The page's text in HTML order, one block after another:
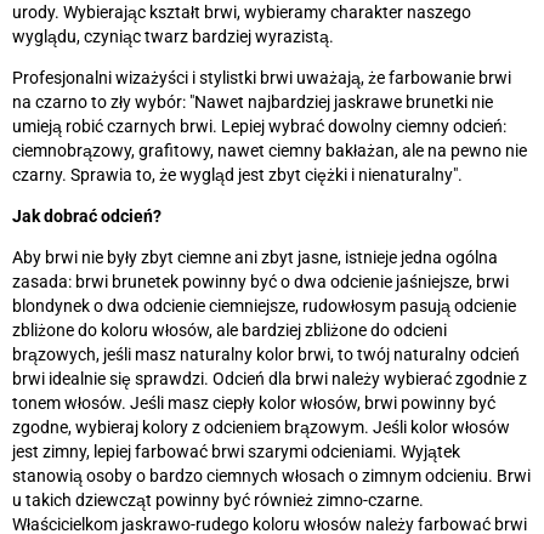
urody. Wybierając kształt brwi, wybieramy charakter naszego
wyglądu, czyniąc twarz bardziej wyrazistą.
Profesjonalni wizażyści i stylistki brwi uważają, że farbowanie brwi
na czarno to zły wybór: "Nawet najbardziej jaskrawe brunetki nie
umieją robić czarnych brwi. Lepiej wybrać dowolny ciemny odcień:
ciemnobrązowy, grafitowy, nawet ciemny bakłażan, ale na pewno nie
czarny. Sprawia to, że wygląd jest zbyt ciężki i nienaturalny".
Jak dobrać odcień?
Aby brwi nie były zbyt ciemne ani zbyt jasne, istnieje jedna ogólna
zasada: brwi brunetek powinny być o dwa odcienie jaśniejsze, brwi
blondynek o dwa odcienie ciemniejsze, rudowłosym pasują odcienie
zbliżone do koloru włosów, ale bardziej zbliżone do odcieni
brązowych, jeśli masz naturalny kolor brwi, to twój naturalny odcień
brwi idealnie się sprawdzi. Odcień dla brwi należy wybierać zgodnie z
tonem włosów. Jeśli masz ciepły kolor włosów, brwi powinny być
zgodne, wybieraj kolory z odcieniem brązowym. Jeśli kolor włosów
jest zimny, lepiej farbować brwi szarymi odcieniami. Wyjątek
stanowią osoby o bardzo ciemnych włosach o zimnym odcieniu. Brwi
u takich dziewcząt powinny być również zimno-czarne.
Właścicielkom jaskrawo-rudego koloru włosów należy farbować brwi